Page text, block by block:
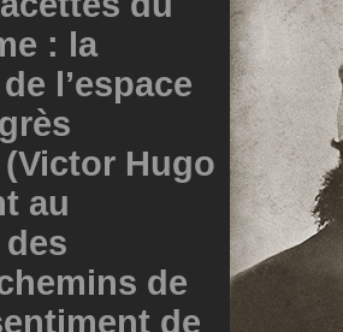
: la
l’espace
Hugo
au
de
de